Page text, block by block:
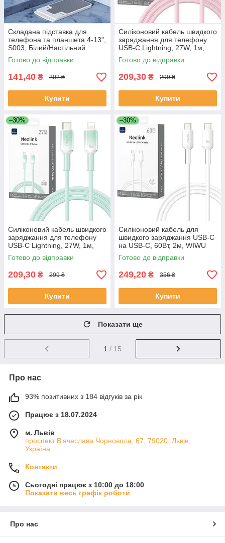
Складана підставка для
телефона та планшета 4-13",
S003, Білий/Настільний
тримач телефона/Підставка
під телефон
Готово до відправки
141,40 ₴ 202 ₴
Купити
Силіконовий кабель швидкого
заряджання для телефону
USB-C Lightning, 27W, 1м,
WIWU Wi-C062, Рожевий/
Зарядний шнур для
Готово до відправки
209,30 ₴ 299 ₴
Купити
–30%
Силіконовий кабель швидкого
заряджання для телефону
USB-C Lightning, 27W, 1м,
WIWU Wi-C062, Зелений /
Зарядний шнур для
Готово до відправки
209,30 ₴ 299 ₴
Купити
–30%
Силіконовий кабель для
швидкого заряджання USB-C
на USB-C, 60Вт, 2м, WIWU
Wi-C063, Білий / Зарядний
силіконовий шнур
Готово до відправки
249,20 ₴ 356 ₴
Купити
Показати ще
1 / 15
Про нас
93% позитивних з 184 відгуків за рік
Працює з 18.07.2024
м. Львів
проспект В'ячеслава Чорновола, 67, 79020, Львів,
Україна
Контакти
Сьогодні працює з 10:00 до 18:00
Показати весь графік роботи
Про нас